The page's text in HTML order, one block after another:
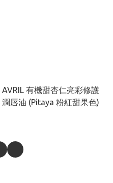
AVRIL 有機甜杏仁亮彩修護
潤唇油 (Pitaya 粉紅甜果色)